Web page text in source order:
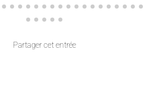
Partager cet entrée